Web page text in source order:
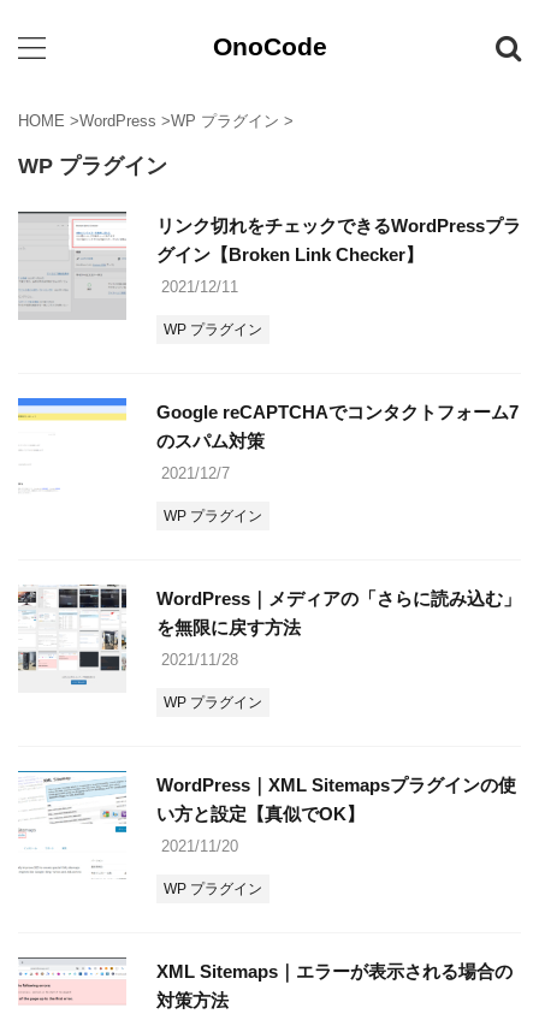
OnoCode
HOME >WordPress >WP プラグイン >
WP プラグイン
リンク切れをチェックできるWordPressプラ
グイン【Broken Link Checker】
2021/12/11
WP プラグイン
Google reCAPTCHAでコンタクトフォーム7
のスパム対策
2021/12/7
WP プラグイン
WordPress｜メディアの「さらに読み込む」
を無限に戻す方法
2021/11/28
WP プラグイン
WordPress｜XML Sitemapsプラグインの使
い方と設定【真似でOK】
2021/11/20
WP プラグイン
XML Sitemaps｜エラーが表示される場合の
対策方法